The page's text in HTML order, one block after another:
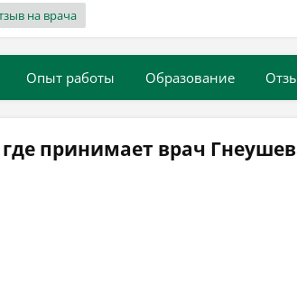
на врача
Опыт работы Образование
принимает врач